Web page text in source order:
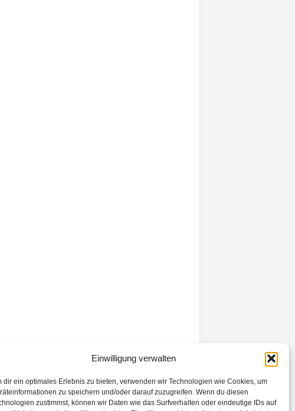
Einwilligung verwalten
dir ein optimales Erlebnis zu bieten, verwenden wir Technologien wie Cookies, um
zu speichern und/oder darauf zuzugreifen. Wenn du diesen
zustimmst, können wir Daten wie das Surfverhalten oder eindeutige IDs auf